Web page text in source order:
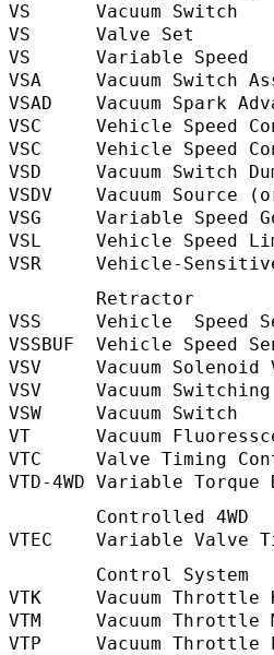
VS      Vacuum
VS      Valve Set
VS      Variable
VSA     Vacuum Switch
VSAD    Vacuum Spark
VSC     Vehicle Speed
VSC     Vehicle
VSD     Vacuum Switch
VSDV    Vacuum Source
VSG     Variable Speed
VSL     Vehicle Speed
VSR     Vehicle-
Retractor
VSS     Vehicle
VSSBUF  Vehicle Speed
VSV     Vacuum
VSV     Vacuum
VSW     Vacuum
VT      Vacuum
VTC     Valve Timing
VTD-4WD Variable
Controlled 4WD
VTEC    Variable Valve
Control System
VTK     Vacuum
VTM     Vacuum
VTP     Vacuum